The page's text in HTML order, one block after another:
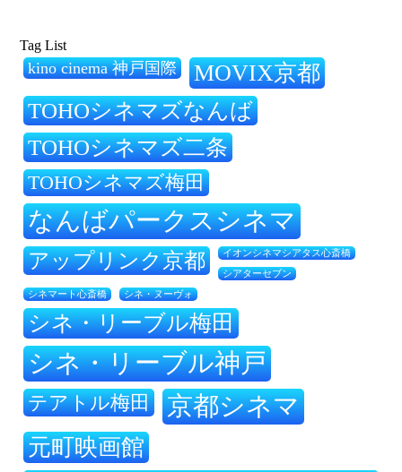
Tag List
kino cinema 神戸国際 MOVIX京都
TOHOシネマズなんば
TOHOシネマズ二条
TOHOシネマズ梅田
なんばパークスシネマ
アップリンク京都 イオンシネマシアタス心斎橋
シアターセブン
シネマート心斎橋 シネ・ヌーヴォ
シネ・リーブル梅田
シネ・リーブル神戸
テアトル梅田 京都シネマ
元町映画館